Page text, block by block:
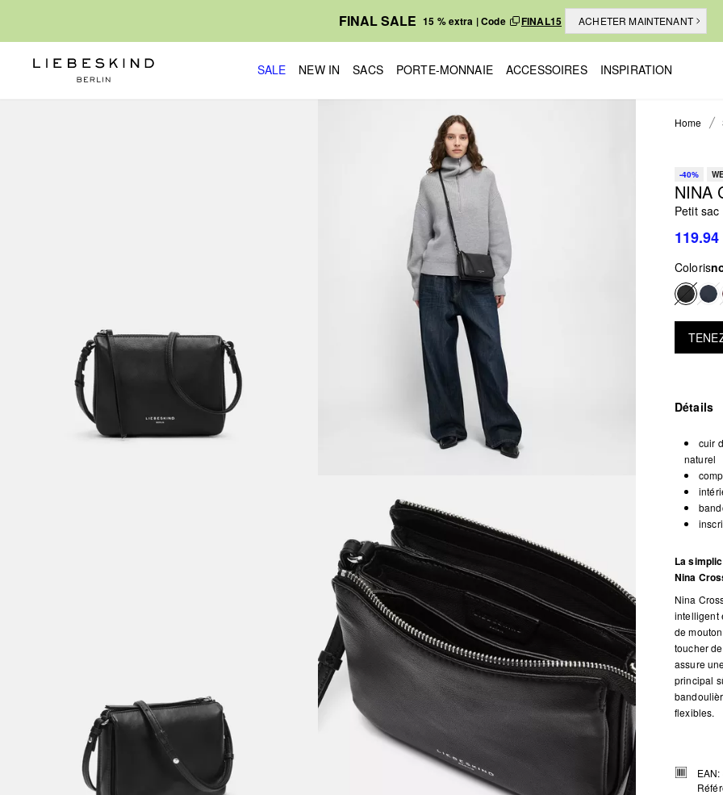
FINAL SALE 15 % extra | Code FINAL15 ACHETER MAINTENANT
SALE NEW IN SACS PORTE-MONNAIE ACCESSOIRES INSPIRATION
Home
-40%
NINA
Petit
Coloris
Détails
cuir
naturel
La
Nina
Nina
intelligent
de
toucher
assure
principal
flexibles.